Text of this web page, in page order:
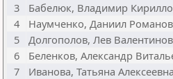
3
Бабелюк, Владимир
4
Наумченко, Даниил
5
Долгополов, Лев
6
Беленков, Александр
7
Иванова, Татьяна Алексеевна